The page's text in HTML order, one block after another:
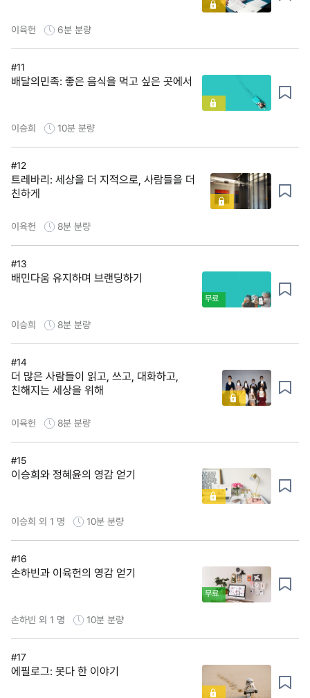
이육헌 6분 분량
#11
배달의민족: 좋은 음식을 먹고 싶은 곳에서
이승희 10분 분량
#12
트레바리: 세상을 더 지적으로, 사람들을 더
친하게
이육헌 8분 분량
#13
배민다움 유지하며 브랜딩하기
무료
이승희 8분 분량
#14
더 많은 사람들이 읽고, 쓰고, 대화하고,
친해지는 세상을 위해
이육헌 8분 분량
#15
이승희와 정혜윤의 영감 얻기
이승희 외 1 명 10분 분량
#16
손하빈과 이육헌의 영감 얻기
무료
손하빈 외 1 명 10분 분량
#17
에필로그: 못다 한 이야기